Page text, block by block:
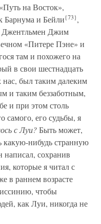
на Восток»,
Барнума и Бейли{73},
Джентльмен Джим
«Питере Пэне» и
там и похожего на
в свои шестнадцать
нас, был таким далеким
и таким беззаботным,
и при этом столь
самого, его судьбы, я
с Луи?Быть может,
какую-нибудь странную
сохранив
которые я читал с
в раннем возрасте
чтобы
как Луи, никогда не